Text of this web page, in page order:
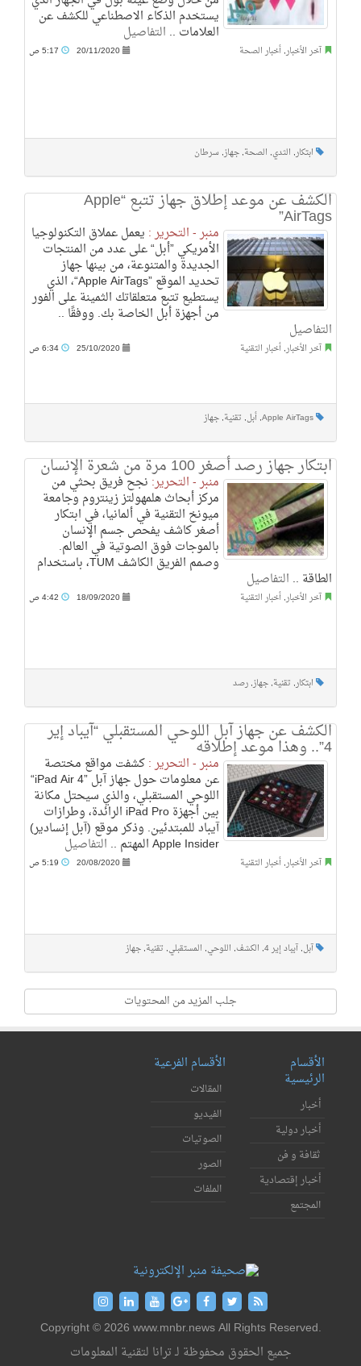
يستخدم الذكاء الاصطناعي للكشف عن
العلامات .. التفاصيل
آخر الأخبار, أخبار الصحة 20/11/2020
ابتكار, الثدي, الصحة, جهاز, سرطان
الكشف عن موعد إطلاق جهاز تتبع “Apple
AirTags”
منبر - التحرير : يعمل عملاق التكنولوجيا
الأمريكي ”أبل“ على عدد من المنتجات
الجديدة والمتنوعة، من بينها جهاز
تحديد الموقع ”Apple AirTags“، الذي
يستطيع تتبع متعلقاتك الثمينة على الفور
من أجهزة أبل الخاصة بك. ووفقًا ..
التفاصيل
آخر الأخبار, أخبار التقنية 25/10/2020
Apple AirTags
, أبل, تقنية, جهاز
ابتكار جهاز رصد أصغر 100 مرة من شعرة الإنسان‎
منبر - التحرير: نجح فريق بحثي من
مركز أبحاث هلمهولتز زينتروم وجامعة
ميونخ التقنية في ألمانيا، في ابتكار
أصغر كاشف يفحص جسم الإنسان
بالموجات فوق الصوتية في العالم.
وصمم الفريق الكاشف TUM، باستخدام
الطاقة .. التفاصيل
آخر الأخبار, أخبار التقنية 18/09/2020
ابتكار, تقنية, جهاز, رصد
الكشف عن جهاز آبل اللوحي المستقبلي “آيباد إير
4”.. وهذا موعد إطلاقه
منبر - التحرير :كشفت مواقع مختصة
عن معلومات حول جهاز آبل ”iPad Air 4“
اللوحي المستقبلي، والذي سيحتل مكانة
بين أجهزة iPad Pro الرائدة، وطرازات
آيباد للمبتدئين. وذكر موقع (آبل إنسادير)
Apple Insider المهتم .. التفاصيل
آخر الأخبار, أخبار التقنية 20/08/2020
آبل, آيباد إير 4 , الكشف, اللوحي, المستقبلي, تقنية, جهاز
جلب المزيد من المحتويات
الأقسام
الرئيسية
أخبار
أخبار دولية
ثقافة و فن
أخبار إقتصادية
المجتمع
الأقسام الفرعية
المقالات
الفيديو
الصوتيات
الصور
الملفات
Copyright © 2026 www.mnbr.news All Rights Reserved.
جميع الحقوق محفوظة لـ ترانا لتقنية المعلومات